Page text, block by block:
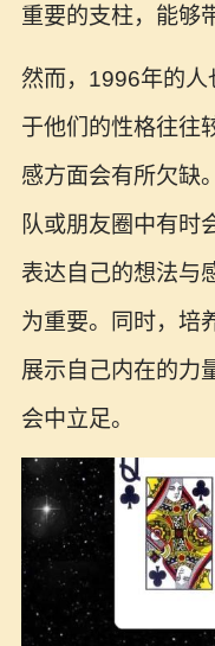
重要的支柱，能够
然而，1996年的人
于他们的性格往往
感方面会有所欠缺
队或朋友圈中有时
表达自己的想法与
为重要。同时，培
展示自己内在的力
会中立足。